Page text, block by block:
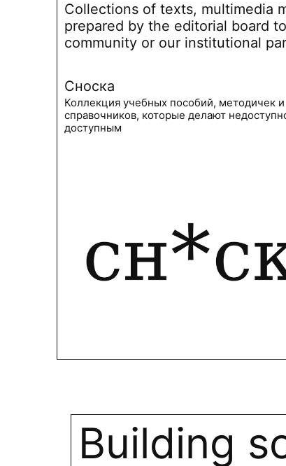
Collections of texts, multimedia
prepared by the editorial board
community or our institutional
Сноска
Коллекция учебных пособий, методичек и
справочников, которые делают
доступным
Building